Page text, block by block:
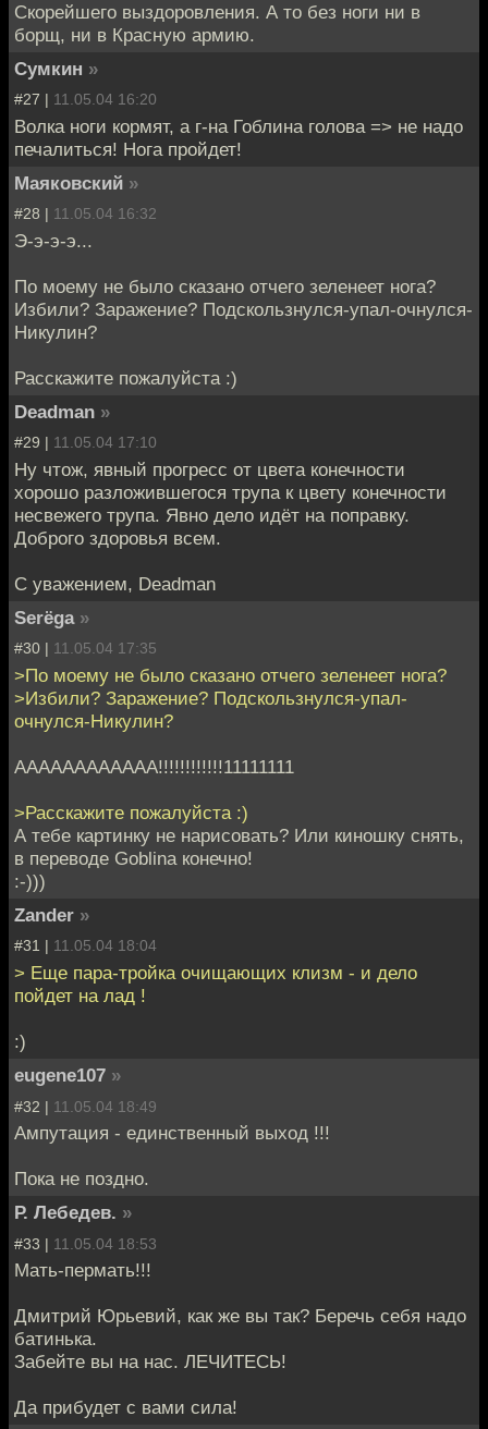
Скорейшего выздоровления. А то без ноги ни в
борщ, ни в Красную армию.
Сумкин »
#27 | 11.05.04 16:20
Волка ноги кормят, а г-на Гоблина голова => не надо
печалиться! Нога пройдет!
Маяковский »
#28 | 11.05.04 16:32
Э-э-э-э...
По моему не было сказано отчего зеленеет нога?
Избили? Заражение? Подскользнулся-упал-очнулся-
Никулин?
Расскажите пожалуйста :)
Deadman »
#29 | 11.05.04 17:10
Ну чтож, явный прогресс от цвета конечности
хорошо разложившегося трупа к цвету конечности
несвежего трупа. Явно дело идёт на поправку.
Доброго здоровья всем.
С уважением, Deadman
Serёga »
#30 | 11.05.04 17:35
>По моему не было сказано отчего зеленеет нога?
>Избили? Заражение? Подскользнулся-упал-
очнулся-Никулин?
АААААААААААА!!!!!!!!!!!!11111111
>Расскажите пожалуйста :)
А тебе картинку не нарисовать? Или киношку снять,
в переводе Goblina конечно!
:-)))
Zander »
#31 | 11.05.04 18:04
> Еще пара-тройка очищающих клизм - и дело
пойдет на лад !
:)
eugene107 »
#32 | 11.05.04 18:49
Ампутация - единственный выход !!!
Пока не поздно.
Р. Лебедев. »
#33 | 11.05.04 18:53
Мать-пермать!!!
Дмитрий Юрьевий, как же вы так? Беречь себя надо
батинька.
Забейте вы на нас. ЛЕЧИТЕСЬ!
Да прибудет с вами сила!